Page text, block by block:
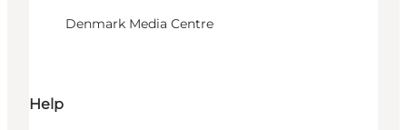
Denmark Media Centre
Help